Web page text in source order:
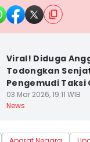
Viral! Diduga
Todongkan
Pengemudi Taksi
03 Mar 2026, 19:11 WIB
News